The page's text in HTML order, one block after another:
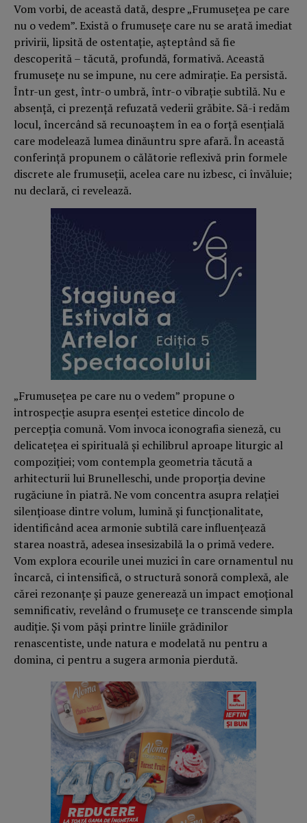
Vom vorbi, de această dată, despre „Frumuseţea pe care
nu o vedem”. Există o frumuseţe care nu se arată imediat
privirii, lipsită de ostentaţie, aşteptând să fie
descoperită – tăcută, profundă, formativă. Această
frumuseţe nu se impune, nu cere admiraţie. Ea persistă.
Într-un gest, într-o umbră, într-o vibraţie subtilă. Nu e
absenţă, ci prezenţă refuzată vederii grăbite. Să-i redăm
locul, încercând să recunoaştem în ea o forţă esenţială
care modelează lumea dinăuntru spre afară. În această
conferinţă propunem o călătorie reflexivă prin formele
discrete ale frumuseţii, acelea care nu izbesc, ci învăluie;
nu declară, ci revelează.
„Frumuseţea pe care nu o vedem” propune o
introspecţie asupra esenţei estetice dincolo de
percepţia comună. Vom invoca iconografia sieneză, cu
delicateţea ei spirituală şi echilibrul aproape liturgic al
compoziţiei; vom contempla geometria tăcută a
arhitecturii lui Brunelleschi, unde proporţia devine
rugăciune în piatră. Ne vom concentra asupra relaţiei
silenţioase dintre volum, lumină şi funcţionalitate,
identificând acea armonie subtilă care influenţează
starea noastră, adesea insesizabilă la o primă vedere.
Vom explora ecourile unei muzici în care ornamentul nu
încarcă, ci intensifică, o structură sonoră complexă, ale
cărei rezonanţe şi pauze generează un impact emoţional
semnificativ, revelând o frumuseţe ce transcende simpla
audiţie. Şi vom păşi printre liniile grădinilor
renascentiste, unde natura e modelată nu pentru a
domina, ci pentru a sugera armonia pierdută.